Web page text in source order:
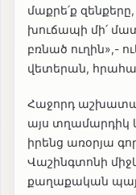
մաքրե՛ք
խուճապի մի՛
բռնած ուղին»,-
վետերան,
Հաջորդ
այս տղամարդիկ
իրենց առօրյա
Վաշինգտոնի
քաղաքական